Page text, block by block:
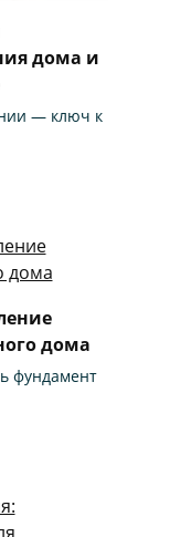
дома и
— ключ к
дома
фундамент